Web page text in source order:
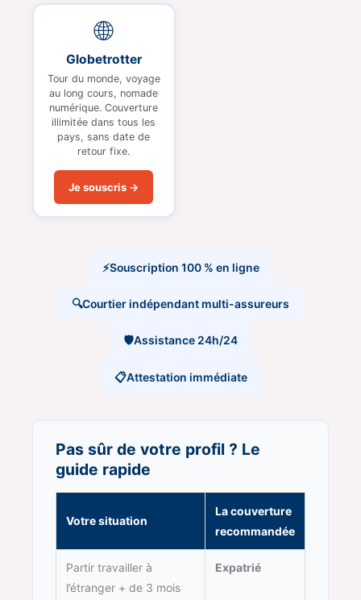
🌐
Globetrotter
Tour du monde, voyage
au long cours, nomade
numérique. Couverture
illimitée dans tous les
pays, sans date de
retour fixe.
Je souscris →
⚡Souscription 100 % en ligne
🔍Courtier indépendant multi-assureurs
🛡Assistance 24h/24
📋Attestation immédiate
Pas sûr de votre profil ? Le
guide rapide
Votre situation
La couverture
recommandée
Partir travailler à
l’étranger + de 3 mois
Expatrié